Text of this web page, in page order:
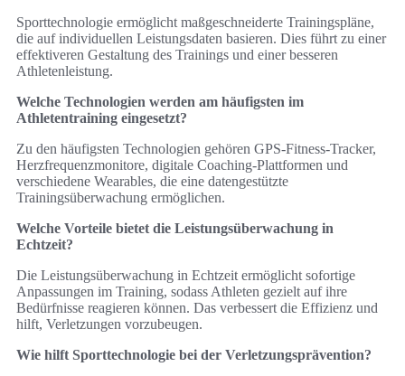
Sporttechnologie ermöglicht maßgeschneiderte Trainingspläne,
die auf individuellen Leistungsdaten basieren. Dies führt zu einer
effektiveren Gestaltung des Trainings und einer besseren
Athletenleistung.
Welche Technologien werden am häufigsten im
Athletentraining eingesetzt?
Zu den häufigsten Technologien gehören GPS-Fitness-Tracker,
Herzfrequenzmonitore, digitale Coaching-Plattformen und
verschiedene Wearables, die eine datengestützte
Trainingsüberwachung ermöglichen.
Welche Vorteile bietet die Leistungsüberwachung in
Echtzeit?
Die Leistungsüberwachung in Echtzeit ermöglicht sofortige
Anpassungen im Training, sodass Athleten gezielt auf ihre
Bedürfnisse reagieren können. Das verbessert die Effizienz und
hilft, Verletzungen vorzubeugen.
Wie hilft Sporttechnologie bei der Verletzungsprävention?